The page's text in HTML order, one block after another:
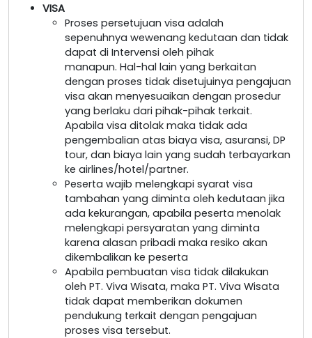
VISA
Proses persetujuan visa adalah
sepenuhnya wewenang kedutaan dan tidak
dapat di Intervensi oleh pihak
manapun. Hal-hal lain yang berkaitan
dengan proses tidak disetujuinya pengajuan
visa akan menyesuaikan dengan prosedur
yang berlaku dari pihak-pihak terkait.
Apabila visa ditolak maka tidak ada
pengembalian atas biaya visa, asuransi, DP
tour, dan biaya lain yang sudah terbayarkan
ke airlines/hotel/partner.
Peserta wajib melengkapi syarat visa
tambahan yang diminta oleh kedutaan jika
ada kekurangan, apabila peserta menolak
melengkapi persyaratan yang diminta
karena alasan pribadi maka resiko akan
dikembalikan ke peserta
Apabila pembuatan visa tidak dilakukan
oleh PT. Viva Wisata, maka PT. Viva Wisata
tidak dapat memberikan dokumen
pendukung terkait dengan pengajuan
proses visa tersebut.